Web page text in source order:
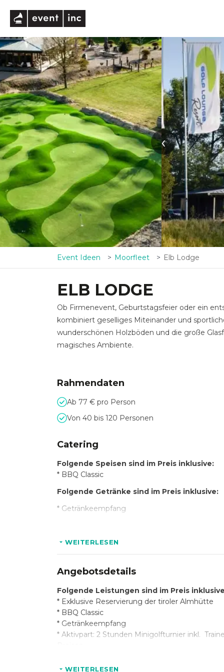
‹
Event Ideen Moorfleet Elb Lodge
ELB LODGE
Ob Firmenevent, Geburtstagsfeier oder ein
kombiniert geselliges Miteinander und
wunderschönen Holzböden und die große
magisches Ambiente.
Rahmendaten
Ab 77 € pro Person
Von 40 bis 120 Personen
Catering
Folgende Speisen sind im Preis inklusive:
* BBQ Classic
Folgende Getränke sind im Preis inklusive:
* Getränkeempfang
Beispiel Catering (Premium):
* Frisch vom Grill:
* Hähnchenbrust in Ingwer-Chilimarinade
* Zarte Lammhüfte
* Thüringer Bratwurst
* Knackiges Grillgemüse
* Das besondere Special für Sie:
* Scampi-Pfanne mit knackigem Gemüse
WEITERLESEN
Angebotsdetails
Folgende Leistungen sind im Preis
* Exklusive Reservierung der tiroler Almhütte
* BBQ Classic
* Getränkeempfang
* Aktivpart: 2 Stunden Minigolfturnier inkl.
* Beleuchtung
WEITERLESEN